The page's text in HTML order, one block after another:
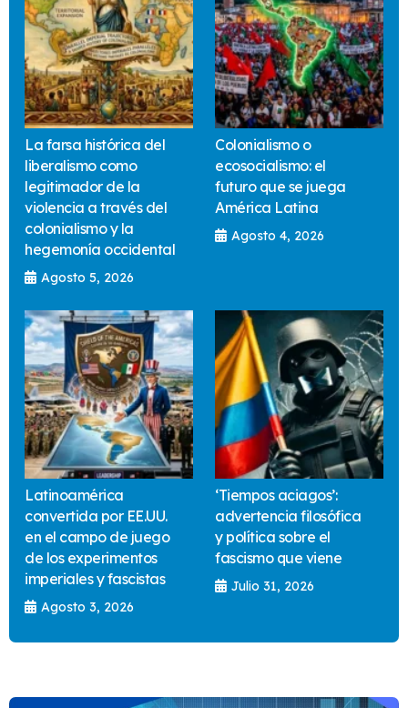
La farsa histórica del
liberalismo como
legitimador de la
violencia a través del
colonialismo y la
hegemonía occidental
Agosto 5, 2026
Colonialismo o
ecosocialismo: el
futuro que se juega
América Latina
Agosto 4, 2026
Latinoamérica
convertida por EE.UU.
en el campo de juego
de los experimentos
imperiales y fascistas
Agosto 3, 2026
‘Tiempos aciagos’:
advertencia filosófica
y política sobre el
fascismo que viene
Julio 31, 2026